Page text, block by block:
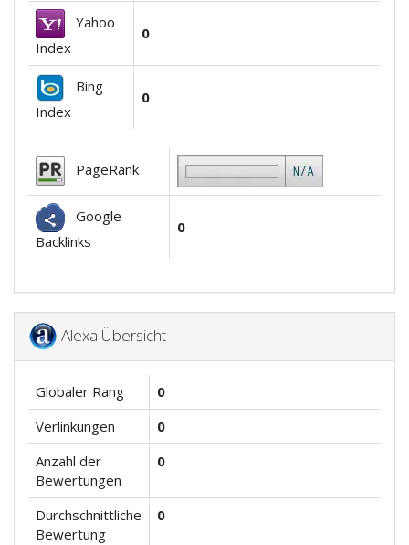
Yahoo
Index
0
Bing
Index
0
PageRank
Google
Backlinks
0
Alexa Übersicht
Globaler Rang
0
Verlinkungen
0
Anzahl der
Bewertungen
0
Durchschnittliche
Bewertung
0